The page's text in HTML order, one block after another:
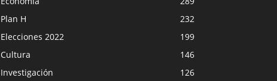
Plan H
232
Elecciones 2022
199
Cultura
146
Investigación
126